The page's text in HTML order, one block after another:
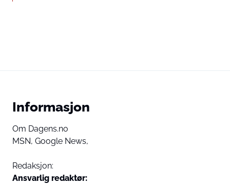
Informasjon
Om Dagens.no
MSN, Google News,
Redaksjon:
Ansvarlig redaktør: